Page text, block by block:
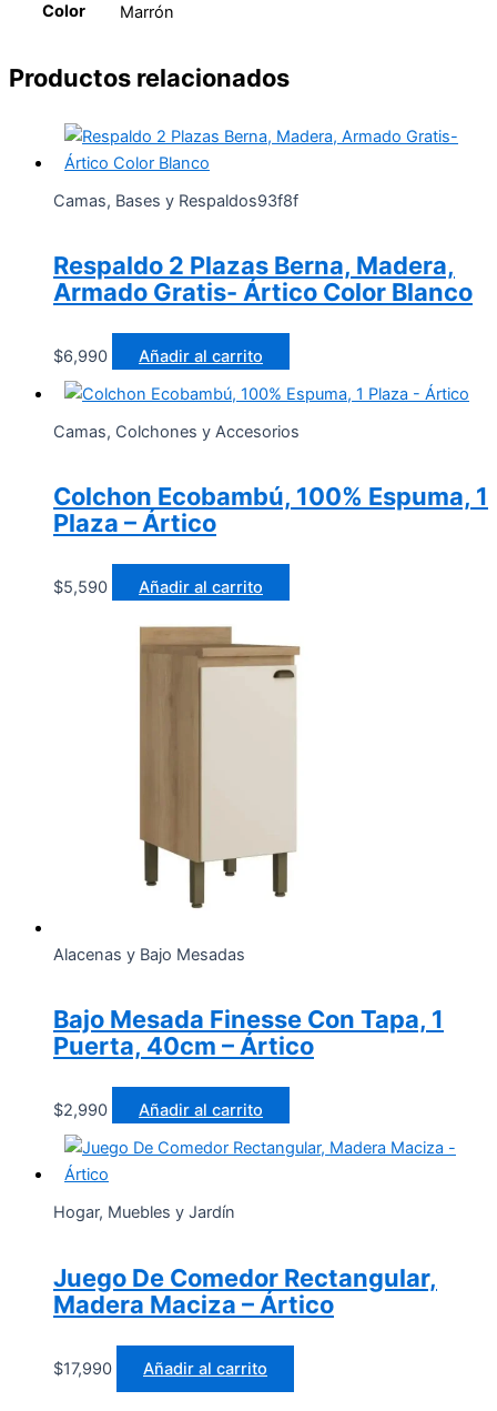
Color Marrón
Productos relacionados
Camas, Bases y Respaldos93f8f
Respaldo 2 Plazas Berna, Madera,
Armado Gratis- Ártico Color Blanco
$6,990 Añadir al carrito
Camas, Colchones y Accesorios
Colchon Ecobambú, 100% Espuma, 1
Plaza – Ártico
$5,590 Añadir al carrito
Alacenas y Bajo Mesadas
Bajo Mesada Finesse Con Tapa, 1
Puerta, 40cm – Ártico
$2,990 Añadir al carrito
Hogar, Muebles y Jardín
Juego De Comedor Rectangular,
Madera Maciza – Ártico
$17,990 Añadir al carrito